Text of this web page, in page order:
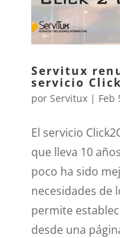
Servitux
servicio
por Servitux| Feb
El servicio
que lleva 10
poco ha sido
necesidades de
permite
desde una